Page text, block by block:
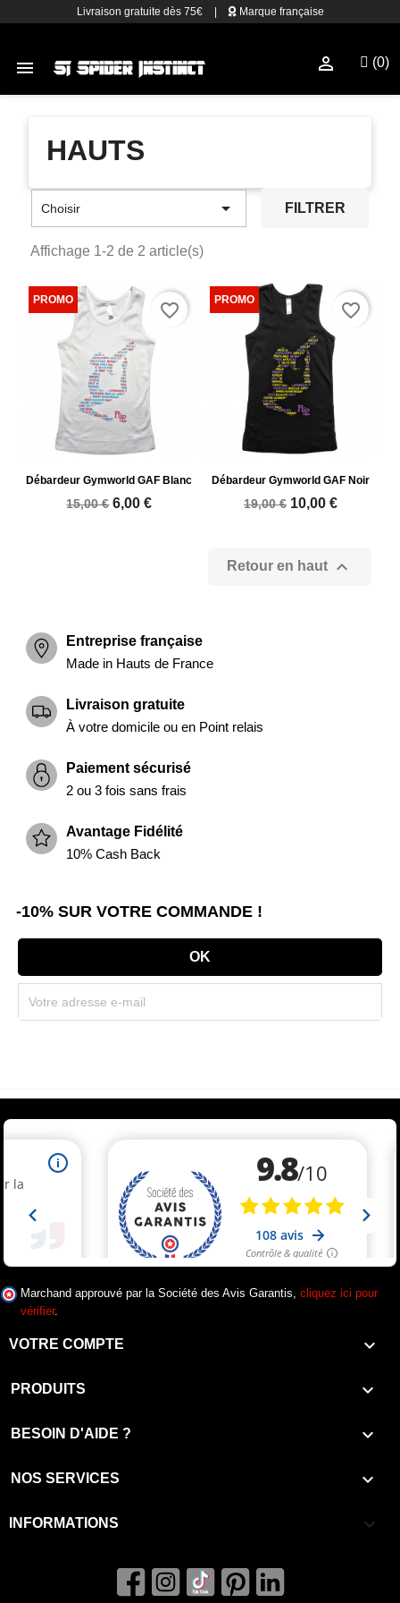
Livraison gratuite dès 75€ Marque française
 (0)

HAUTS
Choisir  FILTRER
Affichage 1-2 de 2 article(s)
Débardeur Gymworld GAF Blanc
15,00 € 6,00 €
favorite_border
Débardeur Gymworld GAF Noir
19,00 € 10,00 €
favorite_border
Retour en haut 
Entreprise française
Made in Hauts de France
Livraison gratuite
À votre domicile ou en Point relais
Paiement sécurisé
2 ou 3 fois sans frais
Avantage Fidélité
10% Cash Back
-10% SUR VOTRE COMMANDE !
Marchand approuvé par la Société des Avis Garantis, cliquez ici pour
vérifier.
VOTRE COMPTE 
PRODUITS 
BESOIN D'AIDE ? 
NOS SERVICES 
INFORMATIONS keyboard_arrow_down